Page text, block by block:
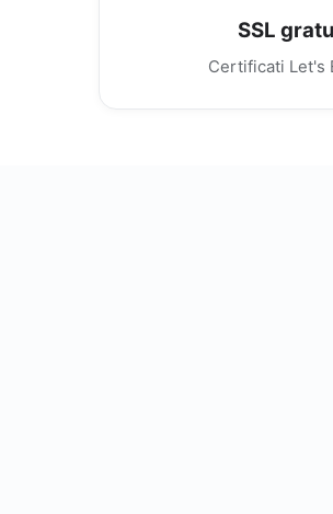
SSL
Certificati Let's